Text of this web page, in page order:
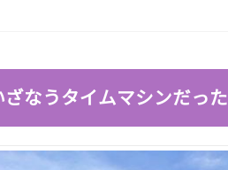
なうタイムマシンだった